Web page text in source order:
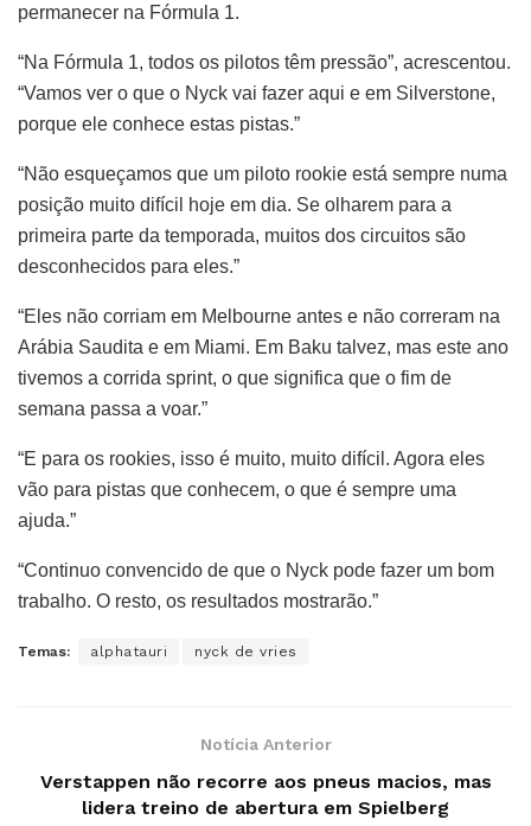
permanecer na Fórmula 1.
“Na Fórmula 1, todos os pilotos têm pressão”, acrescentou.
“Vamos ver o que o Nyck vai fazer aqui e em Silverstone,
porque ele conhece estas pistas.”
“Não esqueçamos que um piloto rookie está sempre numa
posição muito difícil hoje em dia. Se olharem para a
primeira parte da temporada, muitos dos circuitos são
desconhecidos para eles.”
“Eles não corriam em Melbourne antes e não correram na
Arábia Saudita e em Miami. Em Baku talvez, mas este ano
tivemos a corrida sprint, o que significa que o fim de
semana passa a voar.”
“E para os rookies, isso é muito, muito difícil. Agora eles
vão para pistas que conhecem, o que é sempre uma
ajuda.”
“Continuo convencido de que o Nyck pode fazer um bom
trabalho. O resto, os resultados mostrarão.”
Temas: alphatauri nyck de vries
Notícia Anterior
Verstappen não recorre aos pneus macios, mas
lidera treino de abertura em Spielberg